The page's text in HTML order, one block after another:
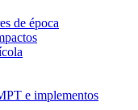
de época
e implementos